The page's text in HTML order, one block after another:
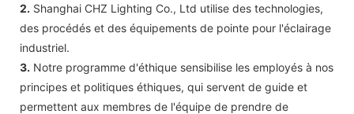
2. Shanghai CHZ Lighting Co., Ltd utilise des technologies,
des procédés et des équipements de pointe pour l'éclairage
industriel.
3. Notre programme d'éthique sensibilise les employés à nos
principes et politiques éthiques, qui servent de guide et
permettent aux membres de l'équipe de prendre de